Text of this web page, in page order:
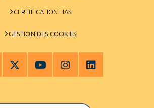
CERTIFICATION HAS
GESTION DES COOKIES